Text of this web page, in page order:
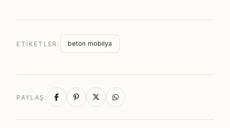
ETIKETLER: beton mobilya
PAYLAŞ: